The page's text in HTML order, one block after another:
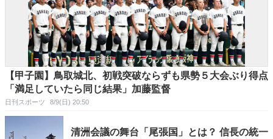
【甲子園】鳥取城北、初戦突破ならずも県勢５大会ぶり得点
「満足していたら同じ結果」加藤監督
日刊スポーツ 8/9(日) 20:50
清洲会議の舞台「尾張国」とは？ 信長の統一